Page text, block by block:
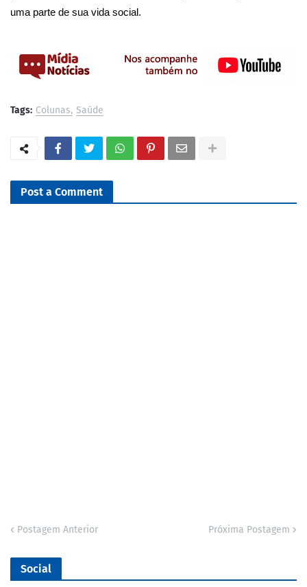
uma parte de sua vida social.
Tags: Colunas Saúde
Post a Comment
Postagem Anterior Próxima Postagem
Social